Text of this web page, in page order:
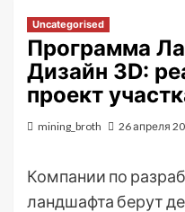
Uncategorised
Программа
Дизайн 3D:
проект
mining_broth 26 апреля
Компании по
ландшафта берут